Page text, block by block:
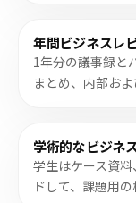
年間ビジネスレ
1年分の議事録と
まとめ、内部およ
学術的なビジネ
学生はケース資
ドして、課題用